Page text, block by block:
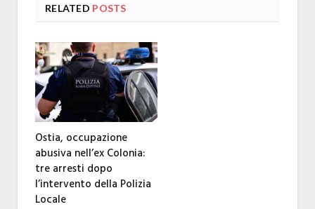
RELATED POSTS
Ostia, occupazione
abusiva nell’ex Colonia:
tre arresti dopo
l’intervento della Polizia
Locale